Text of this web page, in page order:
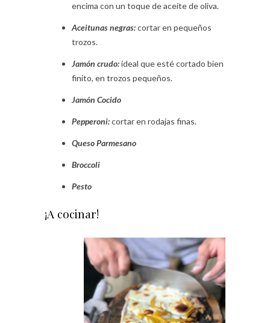
encima con un toque de aceite de oliva.
Aceitunas negras:cortar en pequeños
trozos.
Jamón crudo:ideal que esté cortado bien
finito, en trozos pequeños.
Jamón Cocido
Pepperoni:cortar en rodajas finas.
Queso Parmesano
Broccoli
Pesto
¡A cocinar!